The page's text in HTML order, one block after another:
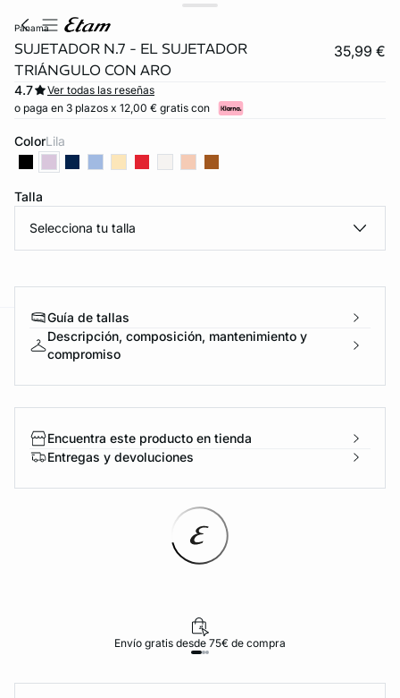
panama
SUJETADOR N.7 - EL SUJETADOR
TRIÁNGULO CON ARO
35,99 €
4.7
Ver todas las reseñas
o paga en 3 plazos x 12,00 € gratis con
Color lila
Talla
Selecciona tu talla
Guía de tallas
Descripción, composición, mantenimiento y
compromiso
Encuentra este producto en tienda
Entregas y devoluciones
Envío gratis desde 75€ de compra